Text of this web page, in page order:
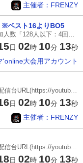
主催者：FRENZY
※ベスト16よりBO5
〇ベスト16より「BO5(3先)」になります※参加人数「128人以下：4回戦からBO5(3先)・129人以上：5回戦からBO5(3先)」※万が一間違えてしまった場合は配信コメントへご相談ください〇準決勝の配信数は状況によって変わります〇エキシビションは決勝が23時45分までに終了すれば行います-------------------------------※本大会は「ステージ拒否」ができます※オンライン大会ではあまりないルールのため、必ず確認をしていただきますようお願い致します◎最低限の参加条件①ルールを理解している方②トーナメント表下部コメント欄（スマートフォンの場合は切り替えボタン）にて対戦相手とコミュニケーションを取れる方③誹謗中傷・煽り行為をしない方④「インターネット回線について」ルールを理解し、基準をクリアしている方 ④-1 最低でもPing値が20以下、Downloadが30Mbps以上であること [インターネット速度測定] https://fast.com/ja/ ④-2 『有線』もしくは『5GHz帯の無線+ルーター付近でのプレイ』であること ※5GHzは「○○○ - A
日 02時 10分 12秒
'online大会用アカウント
FRENZYスマブラSPオンライン大会🔵配信台配信台URL(https://youtube.com/@eveerevival?si=GWVS3_hz22Gzzga0)配信台フレコ(8398-5853-1397)🔵ゲームルール〈配信台〉※全試合3本先取各回戦1試合ずつ準決勝2試合決勝戦〈乱闘ルール〉・ストック制(3ストック)・制限時間(7分)・チャージ切り札(なし)・アイテムスピリッツ(なし)・ポーズ機能(なし)※Miiファイターを使用する際は事前に技の申告をお願いします〈くわしいルール〉・ステージギミック(なし)🔵ステージルール〈1戦目〉①両選手がスターターから2ステージずつ拒否②両選手が拒否されたステージ以外から選択〈2戦目以降〉③勝者がスターターとカウンター含む全ステージから3ステージ拒否④敗者が拒否されたステージ以外から選択〔スターターステージ〕終点(終点化)戦場(戦場化)小戦場ポケモンスタジアム2村と街ホロウバスティオン〔カウンターステージ〕カロスポケモンリーグすま村ライラットクルーズ🔵7分で試合が終わらなかった場合原則サドンデスは使用せず直前の%が低かった方が勝ち(↓サドンデ
日 02時 10分 12秒
主催者：FRENZY
日 02時 10分 12秒